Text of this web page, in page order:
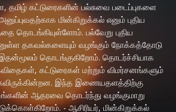
கட்டுரைகளின் பல்சுவை படைப்புகளை
மின்கிறுக்கல் எனும் புதிய
பல்வேறு புதிய
தகவல்களையும் வழங்கும் நோக்கத்தோடு
தொடங்குகிறோம். தொடர்ச்சியாக
கட்டுரைகள் மற்றும் விமர்சனங்களும்
இந்த இணையதளத்திற்கு
ஆதரவை தொடர்ந்து வழங்குமாறு
- ஆசிரியர், மின்கிறுக்கல்